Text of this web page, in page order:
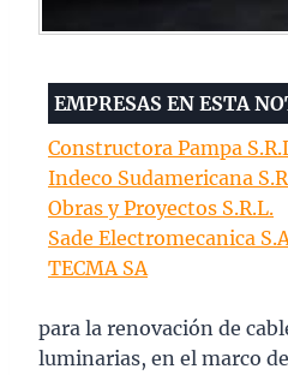
EMPRESAS EN ESTA
Constructora Pampa
Indeco Sudamericana
Obras y Proyectos S.R.L.
Sade Electromecanica
TECMA SA
para la renovación de
luminarias, en el marco